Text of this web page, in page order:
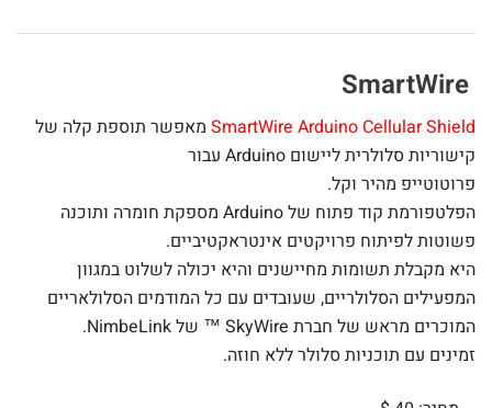
SmartWire
SmartWire Arduino Cellular Shield מאפשר תוספת קלה של
קישוריות סלולרית ליישום Arduino עבור
פרוטוטייפ מהיר וקל.
הפלטפורמת קוד פתוח של Arduino מספקת חומרה ותוכנה
פשוטות לפיתוח פרויקטים אינטראקטיביים.
היא מקבלת תשומות מחיישנים והיא יכולה לשלוט במגוון
המפעילים הסלולריים, שעובדים עם כל המודמים הסלולאריים
המוכרים מראש של חברת SkyWire ™ של NimbeLink.
זמינים עם תוכניות סלולר ללא חוזה.